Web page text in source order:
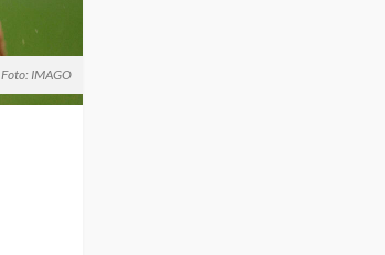
Foto: IMAGO